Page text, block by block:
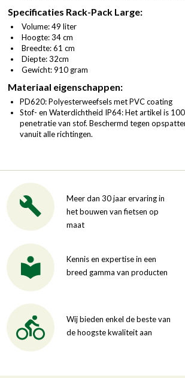
Specificaties Rack-Pack Large:
Volume: 49 liter
Hoogte: 34 cm
Breedte: 61 cm
Diepte: 32cm
Gewicht: 910 gram
Materiaal eigenschappen:
PD620: Polyesterweefsels met PVC coating
Stof- en Waterdichtheid IP64: Het artikel is
penetratie van stof. Beschermd tegen
vanuit alle richtingen.
Meer dan 30 jaar ervaring in
het bouwen van fietsen op
maat
Kennis en expertise in een
breed gamma van producten
Wij bieden enkel de beste van
de hoogste kwaliteit aan